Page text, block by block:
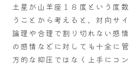
土星が山羊座１８度という度
うことから考えると、対向サ
論理や合理で割り切れない感
の感情などに対しても十全に
方的な抑圧ではなく上手にコ